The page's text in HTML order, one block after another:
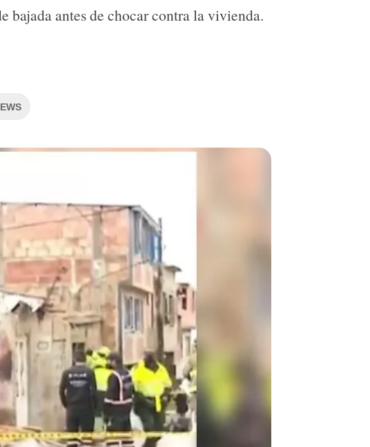
bajada antes de chocar contra la vivienda.